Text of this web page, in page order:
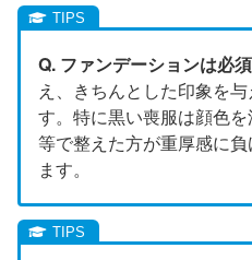
Q. ファンデーションは必
え、きちんとした印象を
す。特に黒い喪服は顔色
等で整えた方が重厚感に
ます。